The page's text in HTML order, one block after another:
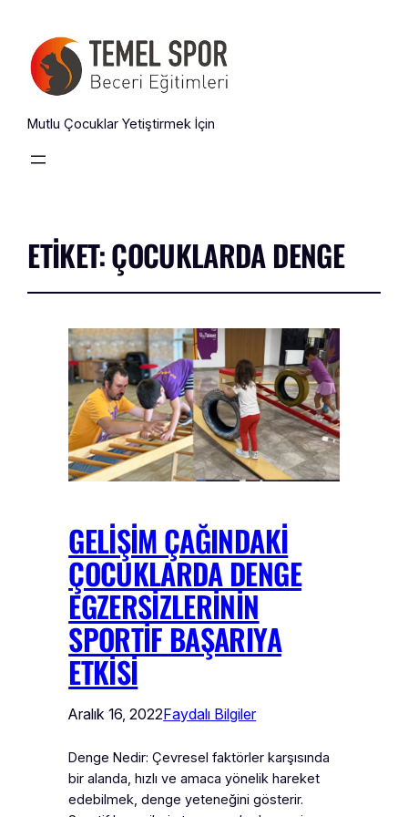
Mutlu Çocuklar Yetiştirmek İçin
ETIKET:ÇOCUKLARDA DENGE
GELİŞİM ÇAĞINDAKİ
ÇOCUKLARDA DENGE
EGZERSİZLERİNİN
SPORTİF BAŞARIYA
ETKİSİ
Aralık 16, 2022Faydalı Bilgiler
Denge Nedir: Çevresel faktörler karşısında
bir alanda, hızlı ve amaca yönelik hareket
edebilmek, denge yeteneğini gösterir.